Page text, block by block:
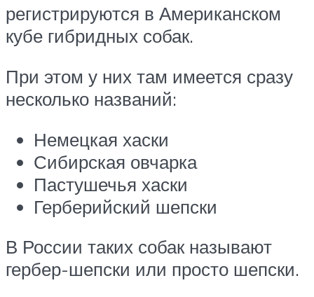
регистрируются в Американском
кубе гибридных собак.
При этом у них там имеется сразу
несколько названий:
Немецкая хаски
Сибирская овчарка
Пастушечья хаски
Герберийский шепски
В России таких собак называют
гербер-шепски или просто шепски.